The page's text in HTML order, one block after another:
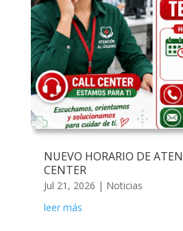
NUEVO HORARIO DE
CENTER
Jul 21, 2026 | Noticias
leer más